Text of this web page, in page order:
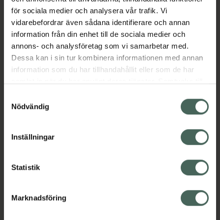
för sociala medier och analysera vår trafik. Vi
vidarebefordrar även sådana identifierare och annan
information från din enhet till de sociala medier och
annons- och analysföretag som vi samarbetar med.
Dessa kan i sin tur kombinera informationen med annan
information som du har tillhandahållit eller som de har
återkalla ditt samtycke via webbplatsens
cookieinställningar. Ett återkallat samtycke påverkar inte
lagligheten av behandling som skett innan återkallelsen.
Nödvändig
Inställningar
Statistik
Marknadsföring
säkerställa hög kvalitet och baserad på
kliniskt beprövade VagiVital AktivGel för torra
slemhinnor. Ge dig själv den njutning du
förtjänar – livet är för kort för att
kompromissa!
Jämförpris 1,72 kr/ ml
Kategorier:
Visa